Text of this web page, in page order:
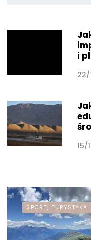
i
22/
15/
SPORT, TURYSTYKA